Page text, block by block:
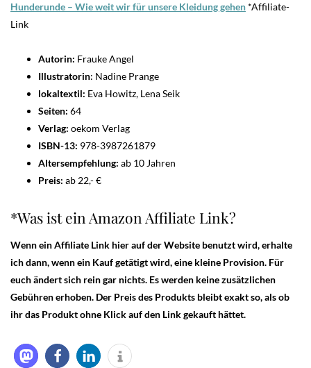
Hunderunde – Wie weit wir für unsere Kleidung gehen *Affiliate-
Link
Autorin: Frauke Angel
Illustratorin: Nadine Prange
lokaltextil: Eva Howitz, Lena Seik
Seiten: 64
Verlag: oekom Verlag
ISBN-13: 978-3987261879
Altersempfehlung: ab 10 Jahren
Preis: ab 22,- €
*Was ist ein Amazon Affiliate Link?
Wenn ein Affiliate Link hier auf der Website benutzt wird, erhalte
ich dann, wenn ein Kauf getätigt wird, eine kleine Provision. Für
euch ändert sich rein gar nichts. Es werden keine zusätzlichen
Gebühren erhoben. Der Preis des Produkts bleibt exakt so, als ob
ihr das Produkt ohne Klick auf den Link gekauft hättet.